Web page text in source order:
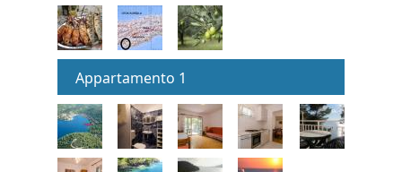
Appartamento 1